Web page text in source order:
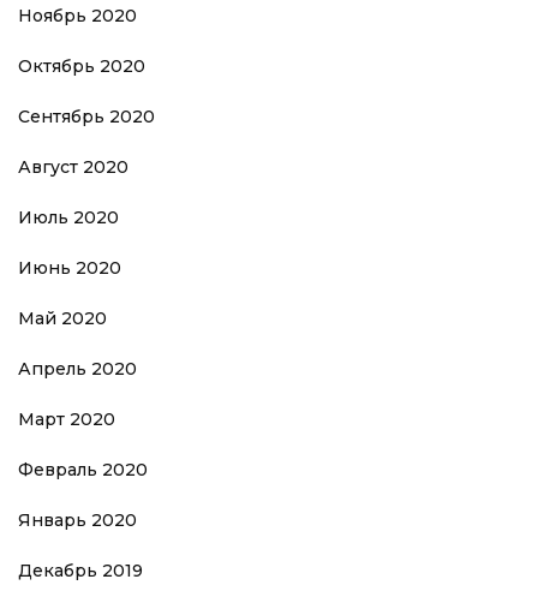
Ноябрь 2020
Октябрь 2020
Сентябрь 2020
Август 2020
Июль 2020
Июнь 2020
Май 2020
Апрель 2020
Март 2020
Февраль 2020
Январь 2020
Декабрь 2019